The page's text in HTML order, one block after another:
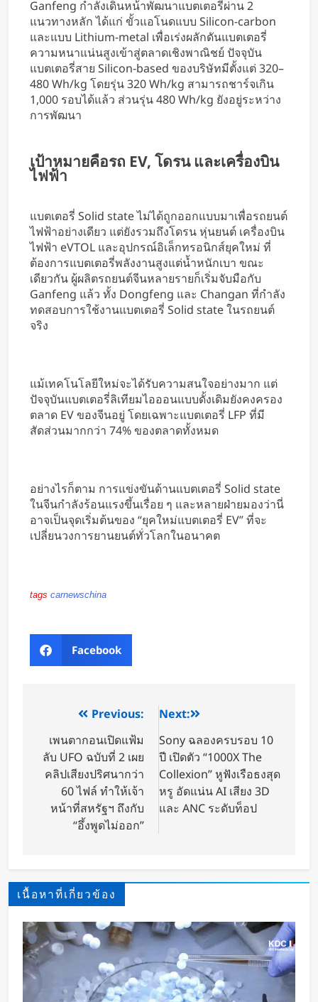
Ganfeng กำลังเดินหน้าพัฒนาแบตเตอรี่ผ่าน 2
แนวทางหลัก ได้แก่ ขั้วแอโนดแบบ Silicon-carbon
และแบบ Lithium-metal เพื่อเร่งผลักดันแบตเตอรี่
ความหนาแน่นสูงเข้าสู่ตลาดเชิงพาณิชย์ ปัจจุบัน
แบตเตอรี่สาย Silicon-based ของบริษัทมีตั้งแต่ 320–
480 Wh/kg โดยรุ่น 320 Wh/kg สามารถชาร์จเกิน
1,000 รอบได้แล้ว ส่วนรุ่น 480 Wh/kg ยังอยู่ระหว่าง
การพัฒนา
เป้าหมายคือรถ EV, โดรน และเครื่องบิน
ไฟฟ้า
แบตเตอรี่ Solid state ไม่ได้ถูกออกแบบมาเพื่อรถยนต์
ไฟฟ้าอย่างเดียว แต่ยังรวมถึงโดรน หุ่นยนต์ เครื่องบิน
ไฟฟ้า eVTOL และอุปกรณ์อิเล็กทรอนิกส์ยุคใหม่ ที่
ต้องการแบตเตอรี่พลังงานสูงแต่น้ำหนักเบา ขณะ
เดียวกัน ผู้ผลิตรถยนต์จีนหลายรายก็เริ่มจับมือกับ
Ganfeng แล้ว ทั้ง Dongfeng และ Changan ที่กำลัง
ทดสอบการใช้งานแบตเตอรี่ Solid state ในรถยนต์
จริง
แม้เทคโนโลยีใหม่จะได้รับความสนใจอย่างมาก แต่
ปัจจุบันแบตเตอรี่ลิเทียมไอออนแบบดั้งเดิมยังคงครอง
ตลาด EV ของจีนอยู่ โดยเฉพาะแบตเตอรี่ LFP ที่มี
สัดส่วนมากกว่า 74% ของตลาดทั้งหมด
อย่างไรก็ตาม การแข่งขันด้านแบตเตอรี่ Solid state
ในจีนกำลังร้อนแรงขึ้นเรื่อย ๆ และหลายฝ่ายมองว่านี่
อาจเป็นจุดเริ่มต้นของ “ยุคใหม่แบตเตอรี่ EV” ที่จะ
เปลี่ยนวงการยานยนต์ทั่วโลกในอนาคต
tags carnewschina
Facebook
Previous:
เพนตากอนเปิดแฟ้ม
ลับ UFO ฉบับที่ 2 เผย
คลิปเสียงปริศนากว่า
60 ไฟล์ ทำให้เจ้า
หน้าที่สหรัฐฯ ถึงกับ
“อึ้งพูดไม่ออก”
Next:
Sony ฉลองครบรอบ 10
ปี เปิดตัว “1000X The
Collexion” หูฟังเรือธงสุด
หรู อัดแน่น AI เสียง 3D
และ ANC ระดับท็อป
เนื้อหาที่เกี่ยวข้อง